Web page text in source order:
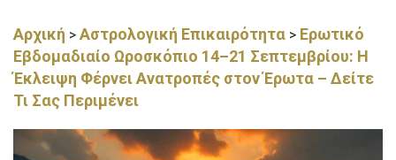
Αρχική > Αστρολογική Επικαιρότητα > Ερωτικό
Εβδομαδιαίο Ωροσκόπιο 14–21 Σεπτεμβρίου: Η
Έκλειψη Φέρνει Ανατροπές στον Έρωτα – Δείτε
Τι Σας Περιμένει